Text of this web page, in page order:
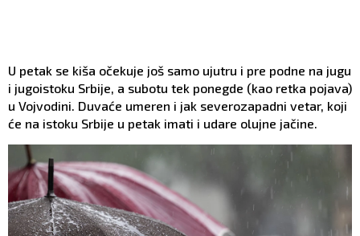
U petak se kiša očekuje još samo ujutru i pre podne na jugu
i jugoistoku Srbije, a subotu tek ponegde (kao retka pojava)
u Vojvodini. Duvaće umeren i jak severozapadni vetar, koji
će na istoku Srbije u petak imati i udare olujne jačine.